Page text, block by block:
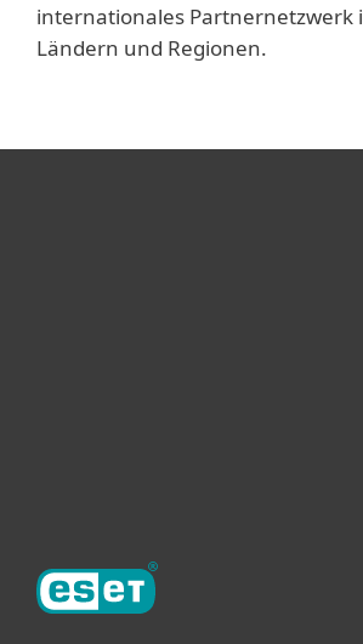
internationales Partnernetzwerk
Ländern und Regionen.